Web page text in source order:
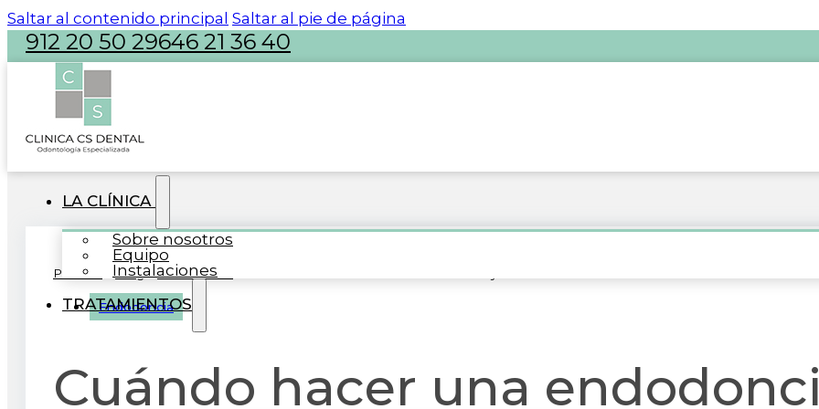
Saltar al contenido principal Saltar al pie de página
912 20 50 29646 21 36 40
atencion@clinicacsdental.com
LA CLÍNICA
Sobre nosotros
Equipo
Instalaciones
TRATAMIENTOS
Portada »Blog»Endodoncia
Endodoncia
Cuándo hacer una